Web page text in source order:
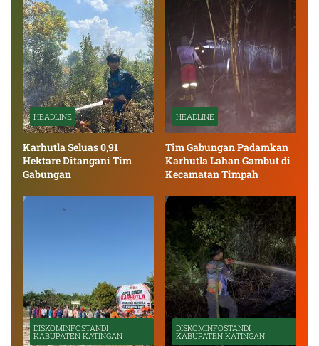
HEADLINE
Karhutla Seluas 0,91
Hektare Ditangani Tim
Gabungan
HEADLINE
Tim Gabungan Padamkan
Karhutla Lahan Gambut di
Kecamatan Timpah
DISKOMINFOSTANDI
KABUPATEN KATINGAN
DISKOMINFOSTANDI
KABUPATEN KATINGAN